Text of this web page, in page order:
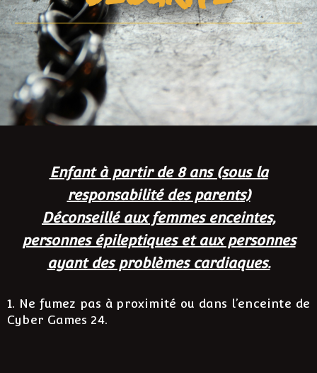
Enfant à partir de 8 ans (sous la
responsabilité des parents)
Déconseillé aux femmes enceintes,
personnes épileptiques et aux personnes
ayant des problèmes cardiaques.
1. Ne fumez pas à proximité ou dans l’enceinte de
Cyber Games 24.